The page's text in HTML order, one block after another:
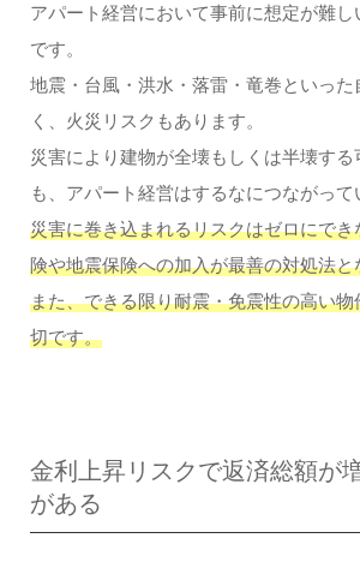
アパート経営において事前に想定が難し
です。
地震・台風・洪水・落雷・竜巻といった
く、火災リスクもあります。
災害により建物が全壊もしくは半壊する
も、アパート経営はするなにつながって
災害に巻き込まれるリスクはゼロにで
険や地震保険への加入が最善の対処法と
また、できる限り耐震・免震性の高い
切です。
金利上昇リスクで返済総額が
がある